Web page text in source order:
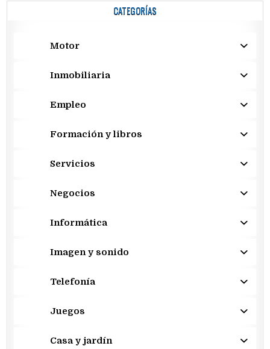
CATEGORÍAS
Motor
Inmobiliaria
Empleo
Formación y libros
Servicios
Negocios
Informática
Imagen y sonido
Telefonía
Juegos
Casa y jardín